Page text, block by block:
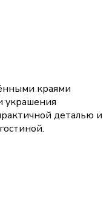
краями
украшения
деталью и